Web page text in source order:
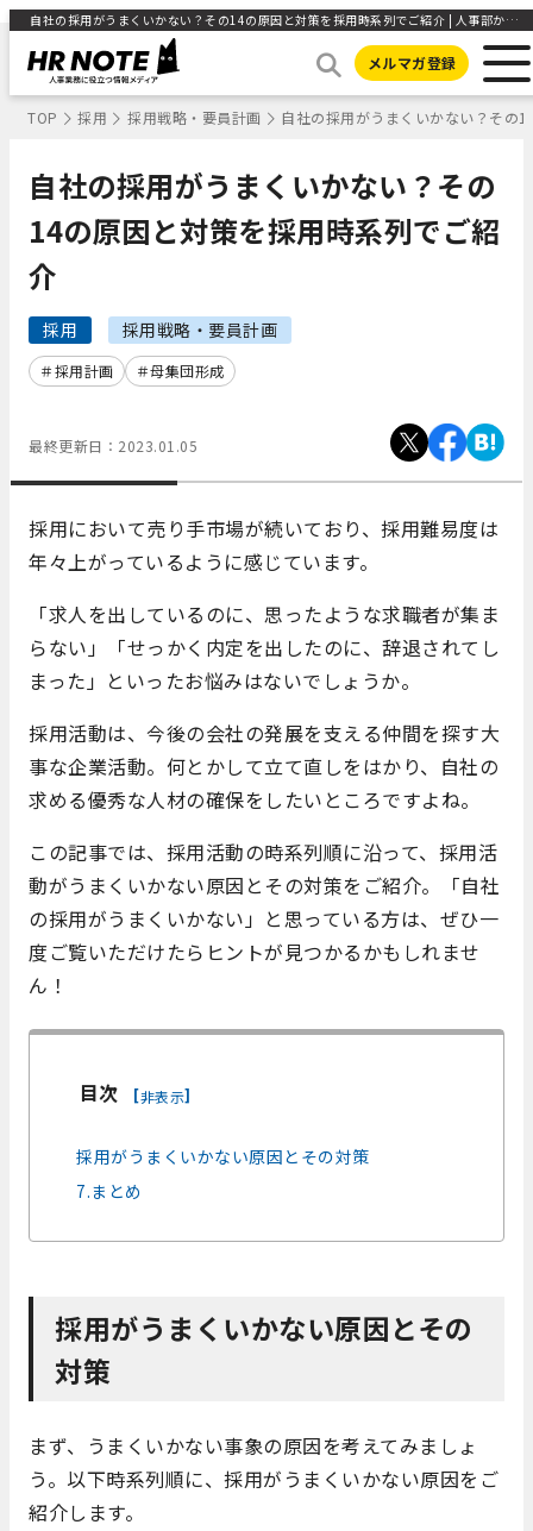
自社の採用がうまくいかない？その14の原因と対策を採用時系列でご紹介 | 人事部から企業成長を応援するメディアHR NOTE
メルマガ登録
TOP 採用 採用戦略・要員計画 自社の採用がうまくいかない？その
自社の採用がうまくいかない？その
14の原因と対策を採用時系列でご紹
介
採用 採用戦略・要員計画
採用計画 母集団形成
最終更新日： 2023.01.05
採用において売り手市場が続いており、採用難易度は
年々上がっているように感じています。
「求人を出しているのに、思ったような求職者が集ま
らない」「せっかく内定を出したのに、辞退されてし
まった」といったお悩みはないでしょうか。
採用活動は、今後の会社の発展を支える仲間を探す大
事な企業活動。何とかして立て直しをはかり、自社の
求める優秀な人材の確保をしたいところですよね。
この記事では、採用活動の時系列順に沿って、採用活
動がうまくいかない原因とその対策をご紹介。「自社
の採用がうまくいかない」と思っている方は、ぜひ一
度ご覧いただけたらヒントが見つかるかもしれませ
ん！
目次 [非表示]
採用がうまくいかない原因とその対策
7.まとめ
採用がうまくいかない原因とその
対策
まず、うまくいかない事象の原因を考えてみましょ
う。以下時系列順に、採用がうまくいかない原因をご
紹介します。